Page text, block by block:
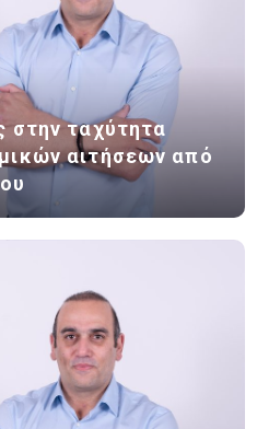
στην ταχύτητα
αιτήσεων από